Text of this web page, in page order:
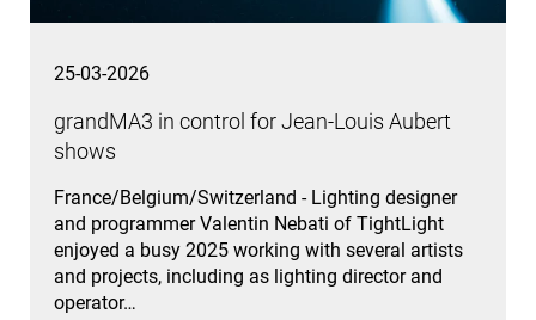
25-03-2026
grandMA3 in control for Jean-Louis Aubert
shows
France/Belgium/Switzerland - Lighting designer
and programmer Valentin Nebati of TightLight
enjoyed a busy 2025 working with several artists
and projects, including as lighting director and
operator…